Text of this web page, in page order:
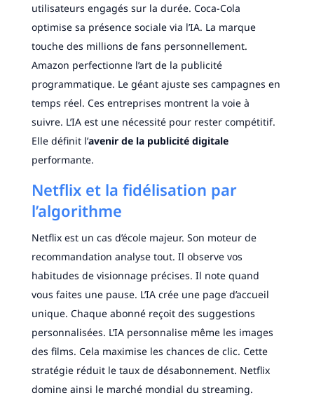
utilisateurs engagés sur la durée. Coca-Cola
optimise sa présence sociale via l’IA. La marque
touche des millions de fans personnellement.
Amazon perfectionne l’art de la publicité
programmatique. Le géant ajuste ses campagnes en
temps réel. Ces entreprises montrent la voie à
suivre. L’IA est une nécessité pour rester compétitif.
Elle définit l’avenir de la publicité digitale
performante.
Netflix et la fidélisation par
l’algorithme
Netflix est un cas d’école majeur. Son moteur de
recommandation analyse tout. Il observe vos
habitudes de visionnage précises. Il note quand
vous faites une pause. L’IA crée une page d’accueil
unique. Chaque abonné reçoit des suggestions
personnalisées. L’IA personnalise même les images
des films. Cela maximise les chances de clic. Cette
stratégie réduit le taux de désabonnement. Netflix
domine ainsi le marché mondial du streaming.